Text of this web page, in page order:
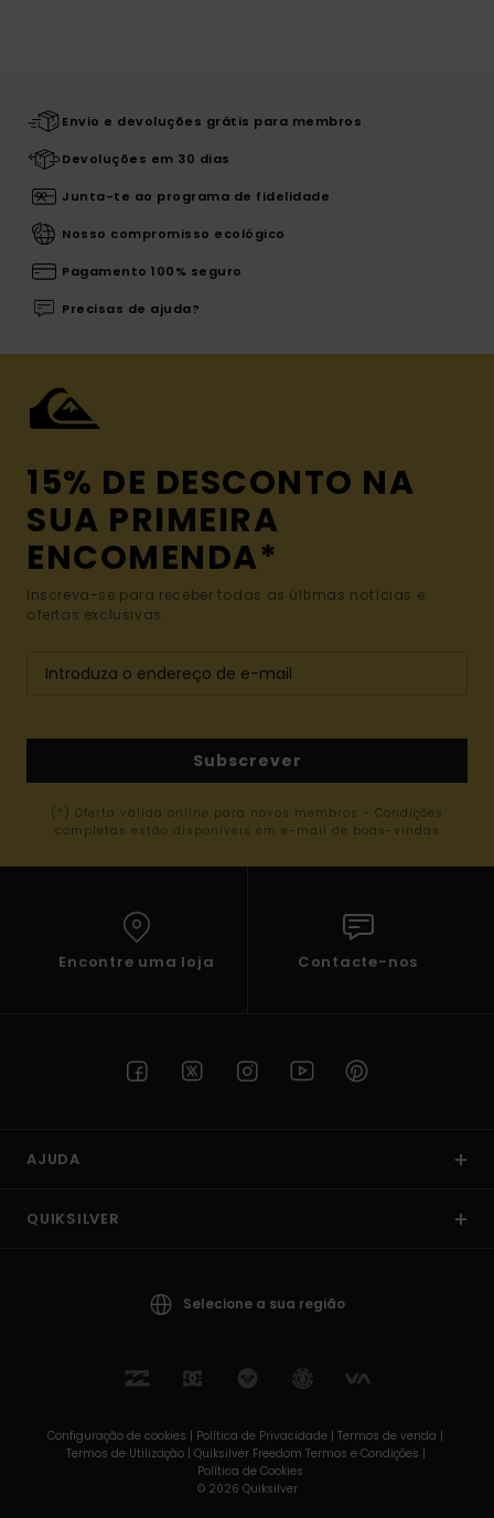
Envio e devoluções grátis para membros
Devoluções em 30 dias
Junta-te ao programa de fidelidade
Nosso compromisso ecológico
Pagamento 100% seguro
Precisas de ajuda?
15% DE DESCONTO NA
SUA PRIMEIRA
ENCOMENDA*
Inscreva-se para receber todas as últimas notícias e
ofertas exclusivas.
Subscrever
(*) Oferta válida online para novos membros - Condições
completas estão disponíveis em e-mail de boas-vindas
Encontre uma loja Contacte-nos
AJUDA
QUIKSILVER
Selecione a sua região
Configuração de cookies | Política de Privacidade | Termos de venda |
Termos de Utilizaçâo | Quiksilver Freedom Termos e Condições |
Política de Cookies
© 2026 Quiksilver